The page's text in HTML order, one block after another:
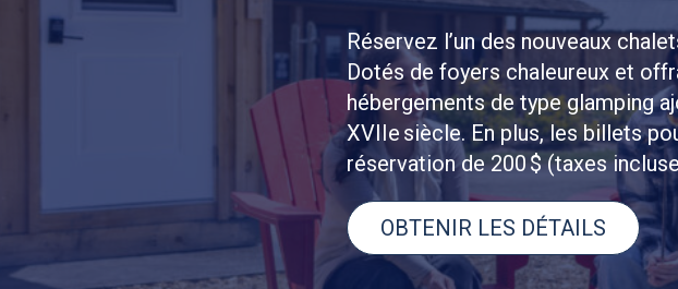
Réservez l’un des nouveaux
Dotés de foyers chaleureux et
hébergements de type glamping
XVIIe siècle. En plus, les billets
réservation de 200 $ (taxes
OBTENIR LES DÉTAILS